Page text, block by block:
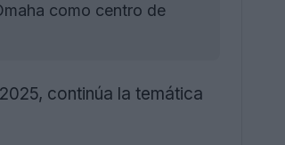
como centro de
continúa la temática